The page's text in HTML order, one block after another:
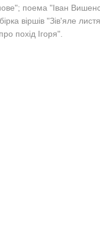
поема "Іван
віршів "Зів'яле
похід Ігоря".